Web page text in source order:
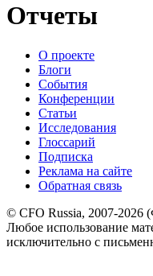
Отчеты
О проекте
Блоги
События
Конференции
Статьи
Исследования
Глоссарий
Подписка
Реклама на сайте
Обратная связь
© CFO Russia, 2007-2026
Любое использование
исключительно с